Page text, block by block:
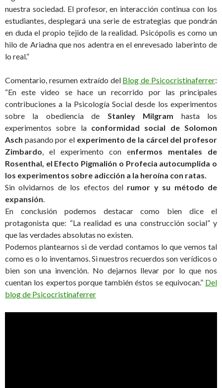
nuestra sociedad. El profesor, en interacción continua con los
estudiantes, desplegará una serie de estrategias que pondrán
en duda el propio tejido de la realidad. Psicópolis es como un
hilo de Ariadna que nos adentra en el enrevesado laberinto de
lo real.”
Comentario, resumen extraído del Blog de Psicocristinaferrer:
“En este video se hace un recorrido por las principales
contribuciones a la Psicología Social desde los experimentos
sobre la obediencia de Stanley Milgram hasta los
experimentos sobre la conformidad social de Solomon
Asch pasando por el experimento de la cárcel del profesor
Zimbardo , el experimento con enfermos mentales de
Rosenthal, el Efecto Pigmalión o Profecia autocumplida o
los experimentos sobre adicción a la heroína con ratas.
Sin olvidarnos de los efectos del rumor y su método de
expansión
En conclusión podemos destacar como bien dice el
protagonista que: “La realidad es una construcción social” y
que las verdades absolutas no existen.
Podemos plantearnos si de verdad contamos lo que vemos tal
como es o lo inventamos. Si nuestros recuerdos son verídicos o
bien son una invención. No dejarnos llevar por lo que nos
cuentan los expertos porque también éstos se equivocan.” Del
blog de Psicocristinaferrer